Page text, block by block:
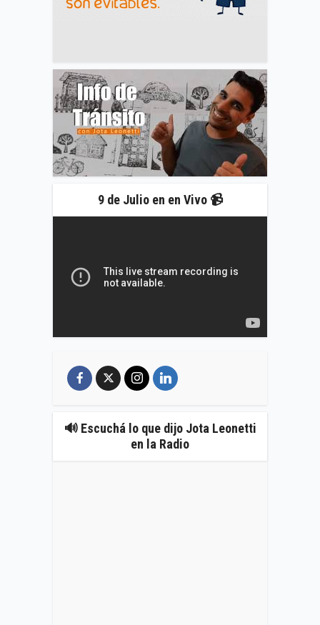
9 de Julio en en Vivo 📹
🔊 Escuchá lo que dijo Jota Leonetti
en la Radio